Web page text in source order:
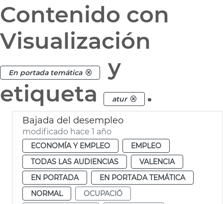
Contenido con
Visualización
En portada temática
y
etiqueta
atur .
Bajada del desempleo
modificado hace 1 año
ECONOMÍA Y EMPLEO
EMPLEO
TODAS LAS AUDIENCIAS
VALENCIA
EN PORTADA
EN PORTADA TEMÁTICA
NORMAL
OCUPACIÓ